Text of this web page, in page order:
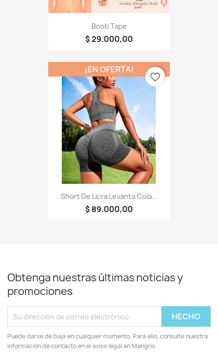
Boob Tape
$ 29.000,00
Short De Licra Levanta Cola...
$ 89.000,00
¡EN OFERTA!
favorite_border
Obtenga nuestras últimas noticias y
promociones
Puede darse de baja en cualquier momento. Para ello, consulte nuestra
información de contacto en el aviso legal en Mangris.